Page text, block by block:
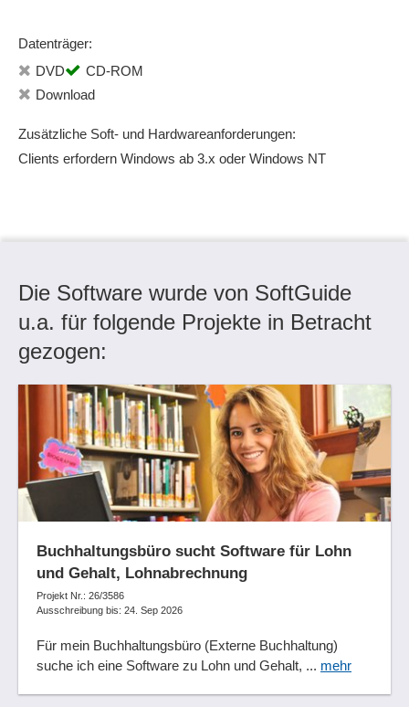
Datenträger:
DVD
CD-ROM
Download
Zusätzliche Soft- und Hardwareanforderungen:
Clients erfordern Windows ab 3.x oder Windows NT
Die Software wurde von SoftGuide
u.a. für folgende Projekte in Betracht
gezogen:
Buchhaltungsbüro sucht Software für Lohn
und Gehalt, Lohnabrechnung
Projekt Nr.: 26/3586
Ausschreibung bis: 24. Sep 2026
Für mein Buchhaltungsbüro (Externe Buchhaltung)
suche ich eine Software zu Lohn und Gehalt, ... mehr